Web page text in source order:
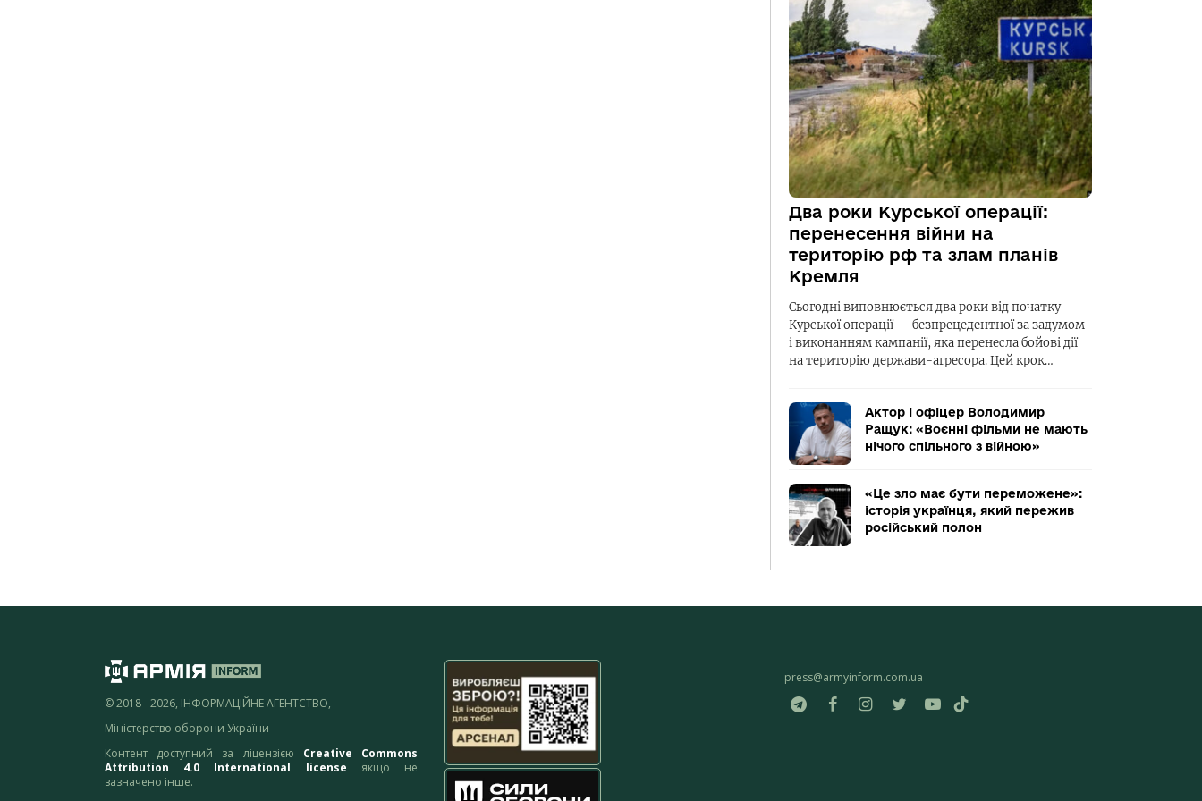
Два роки Курської операції:
перенесення війни на
територію рф та злам планів
Кремля
Сьогодні виповнюється два роки від початку
Курської операції — безпрецедентної за задумом
і виконанням кампанії, яка перенесла бойові дії
на територію держави-агресора. Цей крок…
Актор і офіцер Володимир
Ращук: «Воєнні фільми не мають
нічого спільного з війною»
«Це зло має бути переможене»:
історія українця, який пережив
російський полон
© 2018 - 2026, ІНФОРМАЦІЙНЕ АГЕНТСТВО,
Міністерство оборони України
Контент доступний за ліцензією Creative Commons
Attribution 4.0 International license якщо не
зазначено інше.
press@armyinform.com.ua